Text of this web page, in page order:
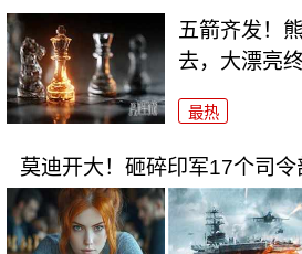
五箭齐发！
去，大漂亮
最热
莫迪开大！砸碎印军17个司